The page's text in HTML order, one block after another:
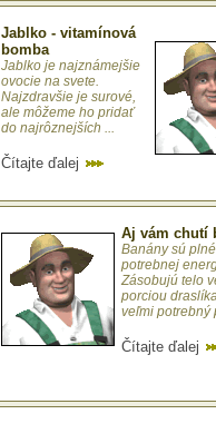
Jablko - vitamínová
bomba
Jablko je najznámejšie
ovocie na svete.
Najzdravšie je surové,
ale môžeme ho pridať
do najrôznejších ...
Čítajte ďalej
Aj vám chutí
Banány sú plné
potrebnej
Zásobujú telo
porciou
veľmi potrebný
Čítajte ďalej